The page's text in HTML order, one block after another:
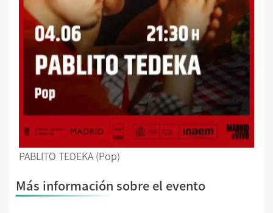
PABLITO TEDEKA (Pop)
Más información sobre el evento